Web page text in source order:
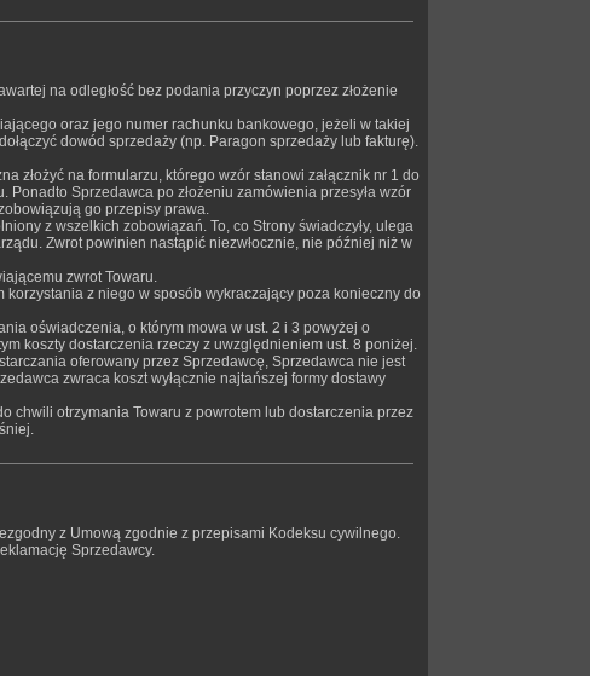
na odległość bez podania przyczyn poprzez złożenie
oraz jego numer rachunku bankowego, jeżeli w takiej
dowód sprzedaży (np. Paragon sprzedaży lub fakturę).
złożyć na formularzu, którego wzór stanowi załącznik nr 1 do
Sprzedawca po złożeniu zamówienia przesyła wzór
go przepisy prawa.
z wszelkich zobowiązań. To, co Strony świadczyły, ulega
Zwrot powinien nastąpić niezwłocznie, nie później niż w
zwrot Towaru.
z niego w sposób wykraczający poza konieczny do
oświadczenia, o którym mowa w ust. 2 i 3 powyżej o
koszty dostarczenia rzeczy z uwzględnieniem ust. 8 poniżej.
oferowany przez Sprzedawcę, Sprzedawca nie jest
zwraca koszt wyłącznie najtańszej formy dostawy
chwili otrzymania Towaru z powrotem lub dostarczenia przez
z Umową zgodnie z przepisami Kodeksu cywilnego.
Sprzedawcy.